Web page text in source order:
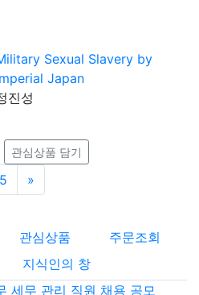
Sexual Slavery by
Japan
진성
관심상품 담기
5 »
관심상품
주문조회
지식인의 창
세무 관리 직원 채용 공모